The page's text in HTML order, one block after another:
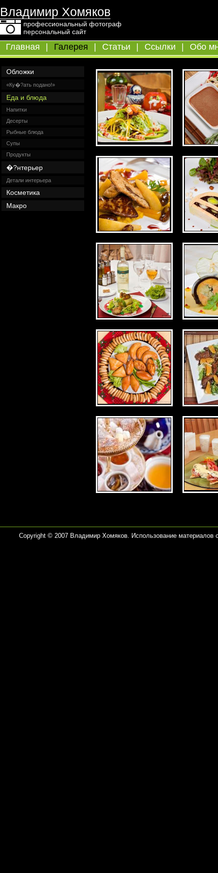
Владимир Хомяков
профессиональный фотограф
персональный сайт
Главная Галерея Статьи Ссылки Обо
Обложки
«Ку�?ать подано!»
Еда и блюда
Напитки
Десерты
Рыбные блюда
Супы
Продукты
�?нтерьер
Детали интерьера
Косметика
Макро
Copyright © 2007 Владимир Хомяков. Использование материалов